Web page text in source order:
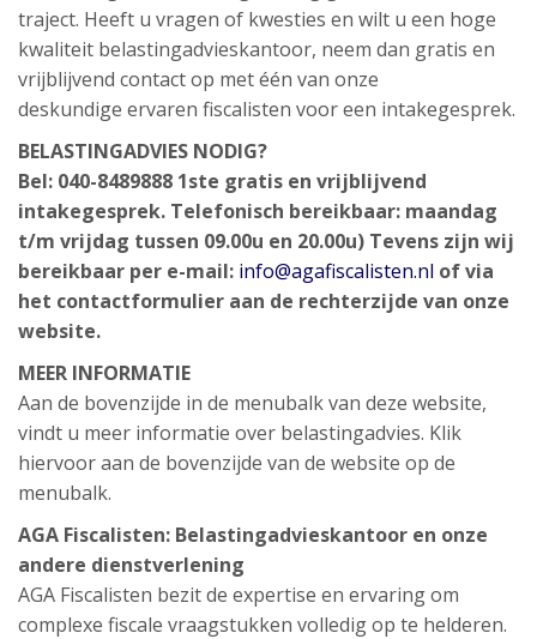
traject. Heeft u vragen of kwesties en wilt u een hoge
kwaliteit belastingadvieskantoor, neem dan gratis en
vrijblijvend contact op met één van onze
deskundige ervaren fiscalisten voor een intakegesprek.
BELASTINGADVIES NODIG?
Bel: 040-8489888 1ste gratis en vrijblijvend
intakegesprek. Telefonisch bereikbaar: maandag
t/m vrijdag tussen 09.00u en 20.00u) Tevens zijn wij
bereikbaar per e-mail: info@agafiscalisten.nl of via
het contactformulier aan de rechterzijde van onze
website.
MEER INFORMATIE
Aan de bovenzijde in de menubalk van deze website,
vindt u meer informatie over belastingadvies. Klik
hiervoor aan de bovenzijde van de website op de
menubalk.
AGA Fiscalisten: Belastingadvieskantoor en onze
andere dienstverlening
AGA Fiscalisten bezit de expertise en ervaring om
complexe fiscale vraagstukken volledig op te helderen.